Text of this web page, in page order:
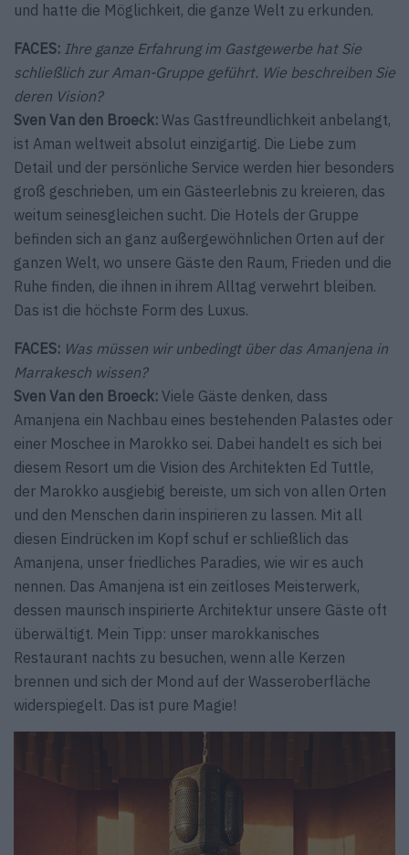
und hatte die Möglichkeit, die ganze Welt zu erkunden.
FACES: Ihre ganze Erfahrung im Gastgewerbe hat Sie
schließlich zur Aman-Gruppe geführt. Wie beschreiben Sie
deren Vision?
Sven Van den Broeck: Was Gastfreundlichkeit anbelangt,
ist Aman weltweit absolut einzigartig. Die Liebe zum
Detail und der persönliche Service werden hier besonders
groß geschrieben, um ein Gästeerlebnis zu kreieren, das
weitum seinesgleichen sucht. Die Hotels der Gruppe
befinden sich an ganz außergewöhnlichen Orten auf der
ganzen Welt, wo unsere Gäste den Raum, Frieden und die
Ruhe finden, die ihnen in ihrem Alltag verwehrt bleiben.
Das ist die höchste Form des Luxus.
FACES: Was müssen wir unbedingt über das Amanjena in
­Marrakesch wissen?
Sven Van den Broeck: Viele Gäste denken, dass
Amanjena ein Nachbau eines bestehenden Palastes oder
einer Moschee in Marokko sei. Dabei handelt es sich bei
diesem Resort um die Vision des Architekten Ed Tuttle,
der Marokko ausgiebig bereiste, um sich von allen Orten
und den Menschen darin inspirieren zu lassen. Mit all
diesen Eindrücken im Kopf schuf er schließlich das
Amanjena, unser friedliches Paradies, wie wir es auch
nennen. Das Amanjena ist ein zeitloses Meisterwerk,
dessen maurisch inspirierte Architektur unsere Gäste oft
überwältigt. Mein Tipp: unser marokkanisches
Restaurant nachts zu besuchen, wenn alle Kerzen
brennen und sich der Mond auf der Wasseroberfläche
widerspiegelt. Das ist pure Magie!